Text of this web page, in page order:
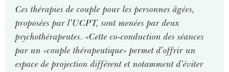
Ces thérapies de couple pour les personnes âgées,
proposées par l’UCPT, sont menées par deux
psychothérapeutes. «Cette co-conduction des séances
par un «couple thérapeutique» permet d’offrir un
espace de projection différent et notamment d’éviter